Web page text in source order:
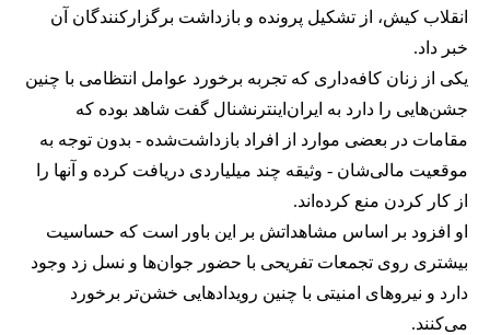
انقلاب کیش، از تشکیل پرونده و بازداشت برگزارکنندگان آن
خبر داد.
یکی از زنان کافه‌داری که تجربه برخورد عوامل انتظامی با چنین
جشن‌هایی را دارد به ایران‌اینترنشنال گفت شاهد بوده که
مقامات در بعضی موارد از افراد بازداشت‌‌شده - بدون توجه به
موقعیت مالی‌شان - وثیقه چند میلیاردی دریافت کرده و آنها را
از کار کردن منع کرده‌اند.
او افزود بر اساس مشاهداتش بر این باور است که حساسیت
بیشتری روی تجمعات تفریحی با حضور جوان‌ها و نسل زد وجود
دارد و نیروهای امنیتی با چنین رویدادهایی خشن‌تر برخورد
می‌کنند.